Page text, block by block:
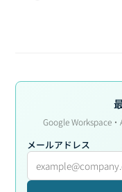
Google Workspace
メールアドレス